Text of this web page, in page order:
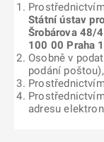
Státní ústav
Šrobárova 48/
100 00 Praha
Osobně v
podání poštou),
Prostřednictvím
adresu